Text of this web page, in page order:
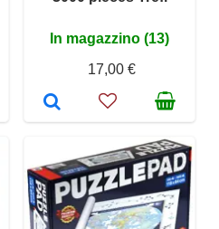
In magazzino (13)
17,00 €